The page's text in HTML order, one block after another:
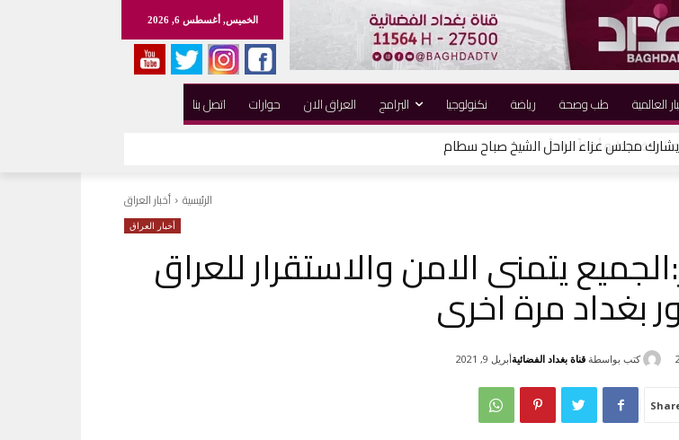
الخميس, أغسطس 6, 2026
اتصل بنا حوارات العراق الان البرامج نكنولوجيا رياضة طب وصحة العالمية
مجلس عزاء الراحل الشيخ صباح سطام
الرئيسية أخبار العراق
أخبار العراق
يتمنى الامن والاستقرار للعراق
بغداد مرة اخرى
كتب بواسطة قناة بغداد الفضائيةأبريل 9, 2021